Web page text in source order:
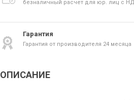
безналичный расчет для юр. лиц с
Гарантия
Гарантия от производителя 24 месяца
ОПИСАНИЕ